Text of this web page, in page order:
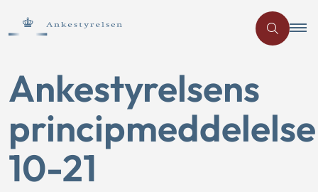
Ankestyrelsens
principmeddelelse
10-21